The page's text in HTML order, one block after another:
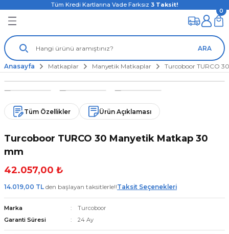
Tüm Kredi Kartlarına Vade Farksız 3 Taksit!
ARA
0
Anasayfa Matkaplar Manyetik Matkaplar Turcoboor TURCO
Tüm Özellikler Ürün Açıklaması
Turcoboor TURCO 30 Manyetik Matkap 30
mm
42.057,00 ₺
14.019,00 TL den başlayan taksitlerle!!Taksit Seçenekleri
Marka
Turcoboor
Garanti Süresi
24 Ay